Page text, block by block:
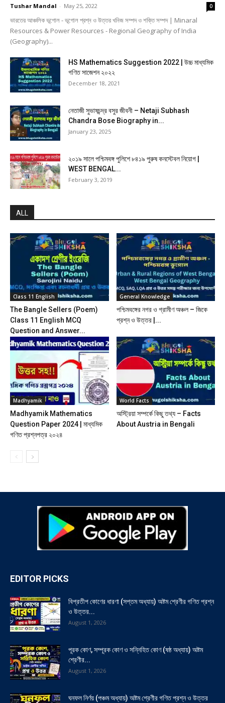
Tushar Mandal - May 25, 2022 0
ভারতের আঞ্চলিক ভূগোল - ভূগোল প্রশ্ন ও উত্তর খনিজ সম্পদ ও শক্তি সম্পদ | Minaral
Resources & Power Resources - Regional Geography of India
(Geography)...
HS Mathematics Suggestion 2022 | উচ্চ মাধ্যমিক
গণিত সাজেশন ২০২২
December 18, 2021
নেতাজী সুভাষচন্দ্র বসুর জীবনী – Netaji Subhash
Chandra Bose Biography in...
January 23, 2025
২০১৯ সালে পশ্চিমবঙ্গ পুলিশে ৮৪১৯ পুরুষ কনস্টেবল নিয়োগ |
WEST BENGAL...
February 3, 2019
ALL
Class 11 English
The Bangle Sellers (Poem)
Class 11 English MCQ
Question and Answer...
General Knowledge
পশ্চিমবঙ্গের নগর ও গ্রামীণ অঞ্চল – জিকে
প্রশ্ন ও উত্তর |...
Madhyamik
Madhyamik Mathematics
Question Paper 2024 | মাধ্যমিক
গণিত প্রশ্নপত্র ২০২৪
World Facts
অস্ট্রিয়া সম্পর্কে কিছু তথ্য – Facts
About Austria in Bengali
EDITOR PICKS
বিপ্রতীপ কোণের ধারণা (সপ্তম অধ্যায়) অষ্টম শ্রেণীর গণিত প্রশ্ন
ও উত্তর...
August 1, 2026
পূরক কোণ, সম্পূরক কোণ ও সন্নিহিত কোণ (ষষ্ঠ অধ্যায়) অষ্টম
শ্রেণীর...
August 1, 2026
ঘনফল নির্ণয় (পঞ্চম অধ্যায়) অষ্টম শ্রেণীর গণিত প্রশ্ন ও উত্তর